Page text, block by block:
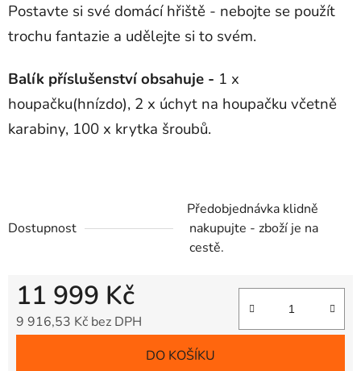
Postavte si své domácí hřiště - nebojte se použít
trochu fantazie a udělejte si to svém.
Balík příslušenství obsahuje - 1 x
houpačku(hnízdo), 2 x úchyt na houpačku včetně
karabiny, 100 x krytka šroubů.
Dostupnost
Předobjednávka klidně
nakupujte - zboží je na
cestě.
11 999 Kč
9 916,53 Kč bez DPH
DO KOŠÍKU